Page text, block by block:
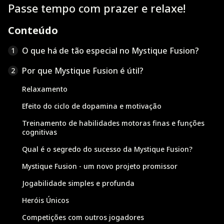
Passe tempo com prazer e relaxe!
Conteúdo
1 O que há de tão especial no Mystique Fusion?
2 Por que Mystique Fusion é útil?
Relaxamento
Efeito do ciclo de dopamina e motivação
Treinamento de habilidades motoras finas e funções
cognitivas
Qual é o segredo do sucesso da Mystique Fusion?
Mystique Fusion - um novo projeto promissor
Jogabilidade simples e profunda
Heróis Únicos
Competições com outros jogadores